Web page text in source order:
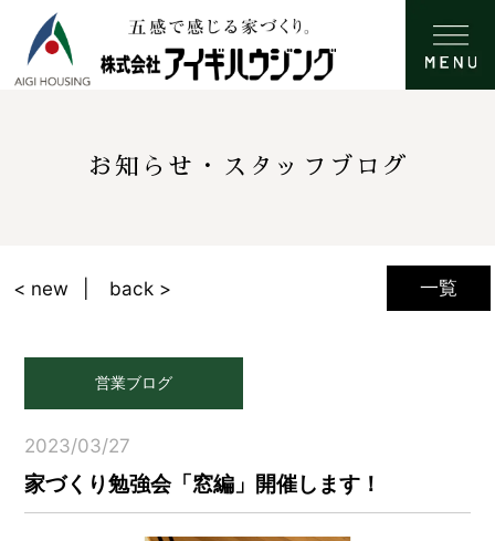
お知らせ・スタッフブログ
一覧
< new back >
営業ブログ
2023/03/27
家づくり勉強会「窓編」開催します！